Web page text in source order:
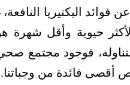
فوائد البكتيريا
حيوية وأقل
فوجود مجتمع
أقصى فائدة من وجباتنا.